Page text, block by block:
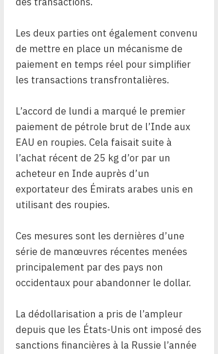
Les deux parties ont également convenu
de mettre en place un mécanisme de
paiement en temps réel pour simplifier
les transactions transfrontalières.
L’accord de lundi a marqué le premier
paiement de pétrole brut de l’Inde aux
EAU en roupies. Cela faisait suite à
l’achat récent de 25 kg d’or par un
acheteur en Inde auprès d’un
exportateur des Émirats arabes unis en
utilisant des roupies.
Ces mesures sont les dernières d’une
série de manœuvres récentes menées
principalement par des pays non
occidentaux pour abandonner le dollar.
La dédollarisation a pris de l’ampleur
depuis que les États-Unis ont imposé des
sanctions financières à la Russie l’année